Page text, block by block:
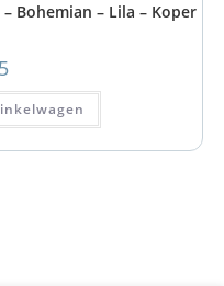
Bohemian – Lila – Koper